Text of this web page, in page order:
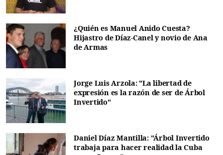
¿Quién es Manuel Anido Cuesta?
Hijastro de Díaz-Canel y novio de Ana
de Armas
Jorge Luis Arzola: "La libertad de
expresión es la razón de ser de Árbol
Invertido"
Daniel Díaz Mantilla: "Árbol Invertido
trabaja para hacer realidad la Cuba